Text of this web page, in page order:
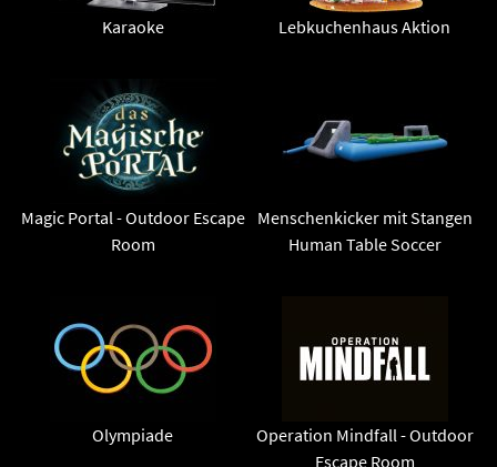
Karaoke Lebkuchenhaus Aktion
Magic Portal - Outdoor Escape
Room
Menschenkicker mit Stangen
Human Table Soccer
Olympiade
Operation Mindfall - Outdoor
Escape Room